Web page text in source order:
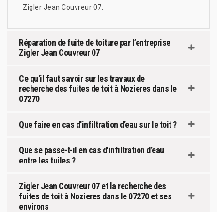
Zigler Jean Couvreur 07.
Réparation de fuite de toiture par l’entreprise
Zigler Jean Couvreur 07
Ce qu'il faut savoir sur les travaux de
recherche des fuites de toit à Nozieres dans le
07270
Que faire en cas d'infiltration d’eau sur le toit ?
Que se passe-t-il en cas d'infiltration d’eau
entre les tuiles ?
Zigler Jean Couvreur 07 et la recherche des
fuites de toit à Nozieres dans le 07270 et ses
environs